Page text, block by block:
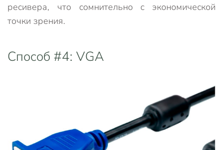
ресивера, что сомнительно с экономической
точки зрения.
Способ #4: VGA